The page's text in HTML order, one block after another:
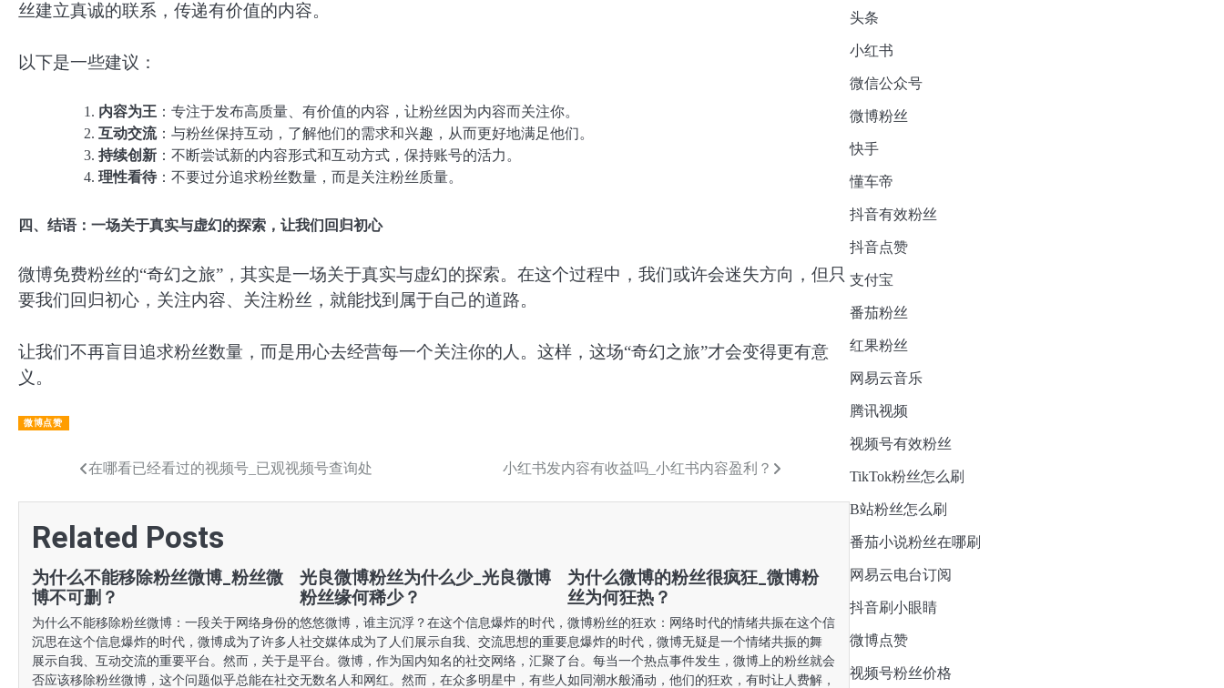
丝建立真诚的联系，传递有价值的内容。
以下是一些建议：
内容为王 ：专注于发布高质量、有价值的内容，让粉丝因为内容而关注你。
互动交流：与粉丝保持互动，了解他们的需求和兴趣，从而更好地满足他们。
持续创新 ：不断尝试新的内容形式和互动方式，保持账号的活力。
理性看待：不要过分追求粉丝数量，而是关注粉丝质量。
四、结语：一场关于真实与虚幻的探索，让我们回归初心
微博免费粉丝的“奇幻之旅”，其实是一场关于真实与虚幻的探索。在这个过程中，我们或许会迷失方向，但只
要我们回归初心，关注内容、关注粉丝，就能找到属于自己的道路。
让我们不再盲目追求粉丝数量，而是用心去经营每一个关注你的人。这样，这场“奇幻之旅”才会变得更有意
义。
微博点赞
章
导
航
在哪看已经看过的视频号_已观视频号查询处 小红书发内容有收益吗_小红书内容盈利？
Related Posts
为什么不能移除粉丝微博_粉丝微
博不可删？
为什么不能移除粉丝微博：一段关于网络身份的
沉思在这个信息爆炸的时代，微博成为了许多人
展示自我、互动交流的重要平台。然而，关于是
否应该移除粉丝微博，这个问题似乎总能在社交
光良微博粉丝为什么少_光良微博
粉丝缘何稀少？
悠悠微博，谁主沉浮？在这个信息爆炸的时代，
社交媒体成为了人们展示自我、交流思想的重要
平台。微博，作为国内知名的社交网络，汇聚了
无数名人和网红。然而，在众多明星中，有些人
为什么微博的粉丝很疯狂_微博粉
丝为何狂热？
微博粉丝的狂欢：网络时代的情绪共振在这个信
息爆炸的时代，微博无疑是一个情绪共振的舞
台。每当一个热点事件发生，微博上的粉丝就会
如同潮水般涌动，他们的狂欢，有时让人费解，
头条
小红书
微信公众号
微博粉丝
快手
懂车帝
抖音有效粉丝
抖音点赞
支付宝
番茄粉丝
红果粉丝
网易云音乐
腾讯视频
视频号有效粉丝
TikTok粉丝怎么刷
B站粉丝怎么刷
番茄小说粉丝在哪刷
网易云电台订阅
抖音刷小眼睛
微博点赞
视频号粉丝价格